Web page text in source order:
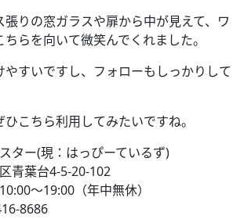
りの窓ガラスや扉から中が見えて、ワ
らを向いて微笑んでくれました。
やすいですし、フォローもしっかりして
こちら利用してみたいですね。
ター(現：はっぴーているず)
青葉台4-5-20-102
10:00～19:00 （年中無休）
8686